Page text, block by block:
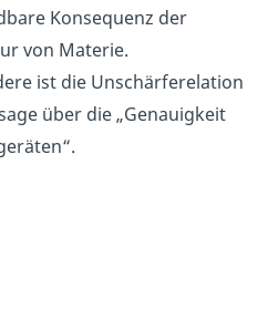
Konsequenz der
von Materie.
ist die Unschärferelation
über die „Genauigkeit